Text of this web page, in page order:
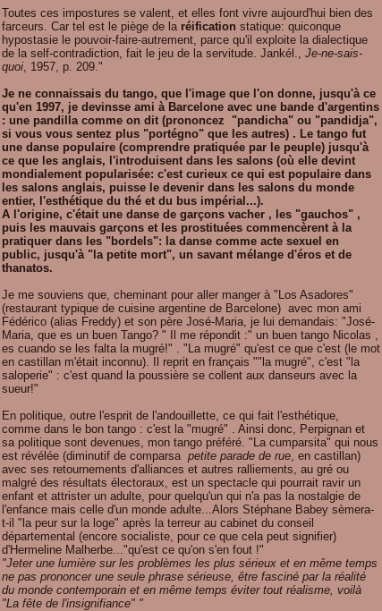
Toutes ces impostures se valent, et elles font vivre aujourd'hui bien des
farceurs. Car tel est le piège de la réification statique: quiconque
hypostasie le pouvoir-faire-autrement, parce qu'il exploite la dialectique
de la self-contradiction, fait le jeu de la servitude. Jankél.
Je-ne-sais-
quoi , 1957 , p. 209."
Je ne connaissais du tango, que l'image que l'on donne, jusqu'à ce
qu'en 1997, je devinsse ami à Barcelone avec une bande d'argentins
: une pandilla comme on dit (prononcez "pandicha" ou "pandidja",
si vous vous sentez plus "portégno" que les autres) . Le tango fut
une danse populaire (comprendre pratiquée par le peuple) jusqu'à
ce que les anglais, l'introduisent dans les salons (où elle devint
mondialement popularisée: c'est curieux ce qui est populaire dans
les salons anglais, puisse le devenir dans les salons du monde
entier, l'esthétique du thé et du bus impérial...).
A l'origine, c'était une danse de garçons vacher , les "gauchos" ,
puis les mauvais garçons et les prostituées commencèrent à la
pratiquer dans les "bordels": la danse comme acte sexuel en
public, jusqu'à "la petite mort", un savant mélange d'éros et de
thanatos.
Je me souviens que, cheminant pour aller manger à "Los Asadores"
(restaurant typique de cuisine argentine de Barcelone) avec mon ami
Fédérico (alias Freddy) et son père José-Maria, je lui demandais: "José-
Maria, que es un buen Tango? " Il me répondit :" un buen tango Nicolas ,
es cuando se les falta la mugré!" . "La mugré" qu'est ce que c'est (le mot
en castillan m'était inconnu). Il reprit en français ""la mugré", c'est "la
saloperie" : c'est quand la poussière se collent aux danseurs avec la
sueur!"
En politique, outre l'esprit de l'andouillette, ce qui fait l'esthétique,
comme dans le bon tango : c'est la "mugré" . Ainsi donc, Perpignan et
sa politique sont devenues, mon tango préféré. "La cumparsita" qui nous
est révélée (diminutif de comparsa petite parade de rue , en castillan)
avec ses retournements d'alliances et autres ralliements, au gré ou
malgré des résultats électoraux, est un spectacle qui pourrait ravir un
enfant et attrister un adulte, pour quelqu'un qui n'a pas la nostalgie de
l'enfance mais celle d'un monde adulte...Alors Stéphane Babey sèmera-
t-il "la peur sur la loge" après la terreur au cabinet du conseil
départemental (encore socialiste, pour ce que cela peut signifier)
d'Hermeline Malherbe..."qu'est ce qu'on s'en fout !"
"Jeter une lumière sur les problèmes les plus sérieux et en même temps
ne pas prononcer une seule phrase sérieuse, être fasciné par la réalité
du monde contemporain et en même temps éviter tout réalisme, voilà
"La fête de l'insignifiance" "